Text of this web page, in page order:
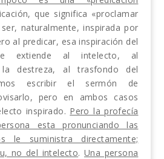
que significa «proclamar
naturalmente, inspirada por
al predicar, esa inspiración del
extiende al intelecto, al
la destreza, al trasfondo del
es­cribir el sermón de
pero en ambos casos
inspirado. Pero la profecía
esta pronuncian­do las
le suministra directamente;
no del intelecto. Una persona